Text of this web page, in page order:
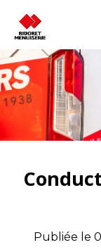
Publiée le